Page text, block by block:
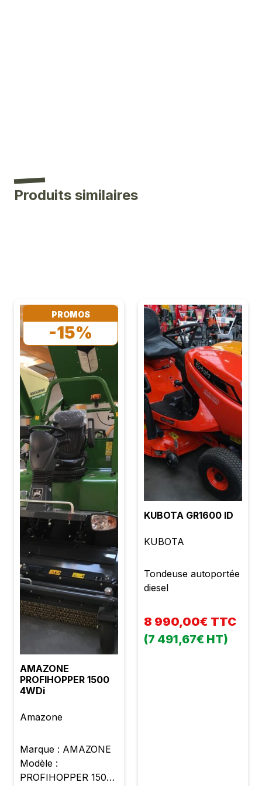
Produits similaires
PROMOS
-15%
AMAZONE
PROFIHOPPER 1500
4WDi
Amazone
Marque : AMAZONE
Modèle :
PROFIHOPPER 1500
KUBOTA GR1600 ID
KUBOTA
Tondeuse autoportée
diesel
8 990,00€ TTC
(7 491,67€ HT)